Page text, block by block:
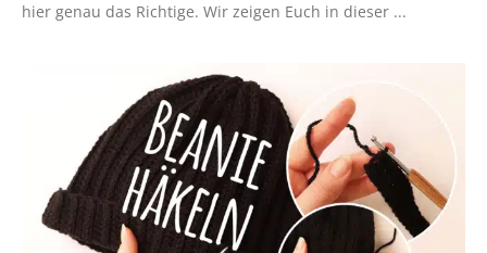
hier genau das Richtige. Wir zeigen Euch in dieser ...